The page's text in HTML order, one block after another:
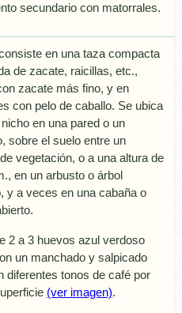
secundario con matorrales.
en una taza compacta
de zacate, raicillas, etc.,
zacate más fino, y en
con pelo de caballo. Se ubica
en una pared o un
sobre el suelo entre un
vegetación, o a una altura de
en un arbusto o árbol
y a veces en una cabaña o
2 a 3 huevos azul verdoso
un manchado y salpicado
diferentes tonos de café por
(ver imagen).